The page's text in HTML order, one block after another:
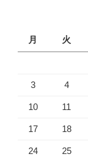
月
火
3 4
10 11
17 18
24 25